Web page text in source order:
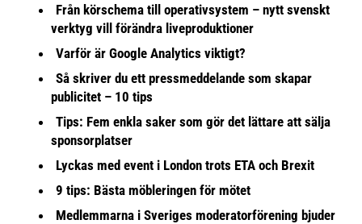
Från körschema till operativsystem – nytt svenskt
verktyg vill förändra liveproduktioner
Varför är Google Analytics viktigt?
Så skriver du ett pressmeddelande som skapar
publicitet – 10 tips
Tips: Fem enkla saker som gör det lättare att sälja
sponsorplatser
Lyckas med event i London trots ETA och Brexit
9 tips: Bästa möbleringen för mötet
Medlemmarna i Sveriges moderatorförening bjuder